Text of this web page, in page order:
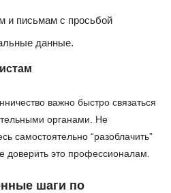
и письмам с просьбой
данные.
важно быстро связаться
органами. Не
самостоятельно “разоблачить”
это профессионалам.
шаги по